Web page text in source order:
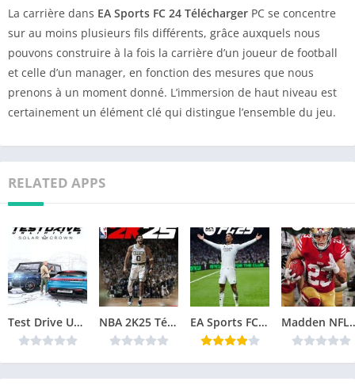
La carrière dans EA Sports FC 24 Télécharger PC se concentre
sur au moins plusieurs fils différents, grâce auxquels nous
pouvons construire à la fois la carrière d’un joueur de football
et celle d’un manager, en fonction des mesures que nous
prenons à un moment donné. L’immersion de haut niveau est
certainement un élément clé qui distingue l’ensemble du jeu.
RELATED APPS
Test Drive Unlimited Solar Crown Télécharger jeu PC NBA 2K25 Télécharger jeu PC EA Sports FC 25 Télécharger jeu PC Madden